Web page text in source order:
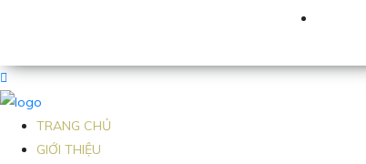
TRANG CHỦ
GIỚI THIỆU